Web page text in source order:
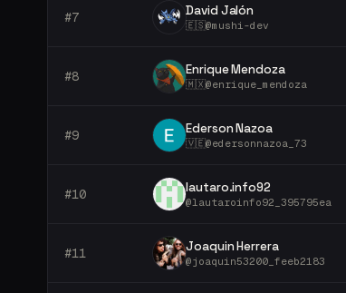
#7 David Jalón
🇪🇸 @mushi-dev
#8 Enrique Mendoza
🇲🇽 @enrique_mendoza
#9 Ederson Nazoa
🇻🇪 @edersonnazoa_73
#10 lautaro.info92
@lautaroinfo92_395795ea
#11 Joaquin Herrera
@joaquin53200_feeb2183